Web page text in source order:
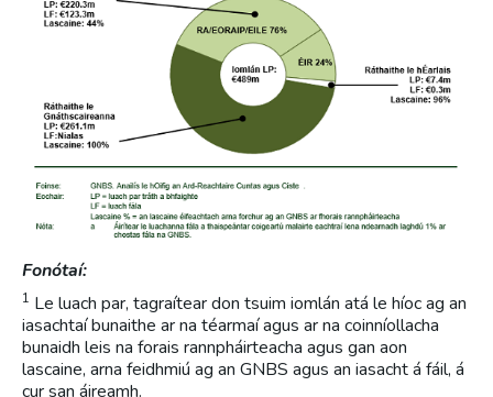
Fonótaí:
1 Le luach par, tagraítear don tsuim iomlán atá le híoc ag an
iasachtaí bunaithe ar na téarmaí agus ar na coinníollacha
bunaidh leis na forais rannpháirteacha agus gan aon
lascaine, arna feidhmiú ag an GNBS agus an iasacht á fáil, á
cur san áireamh.